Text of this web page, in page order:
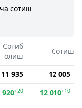
сотиш
Сотиб
олиш
Сотиш
11 935
12 005
920+20 12 010+10